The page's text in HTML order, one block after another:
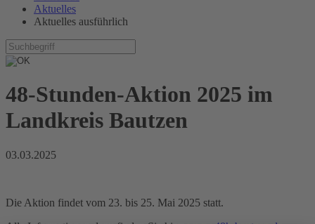
Aktuelles
Aktuelles ausführlich
48-Stunden-Aktion 2025 im
Landkreis Bautzen
03.03.2025
Die Aktion findet vom 23. bis 25. Mai 2025 statt.